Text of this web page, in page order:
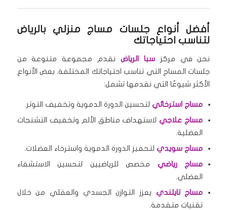
أفضل أنواع جلسات مساج منزلي بالرياض
لتناسب احتياجاتك
نحن في مركزسبا الرياضنقدم مجموعة متنوعة من
جلسات المساج التي تناسب احتياجاتك المختلفة. بعض الأنواع
الأكثر شيوعًا التي نقدمها تشمل:
مساج استرخائيلتحسين الدورة الدموية وتخفيف التوتر.
مساج علاجيلاستهداف مناطق الألم وتخفيف التشنجات
العضلية.
مساج سويديلتحفيز الدورة الدموية واسترخاء العضلات.
مساج رياضي مخصص للرياضيين لتحسين الاستشفاء
العضلي.
مساج تايلندي يعزز التوازن الجسدي والعقلي من خلال
تقنيات متقدمة.